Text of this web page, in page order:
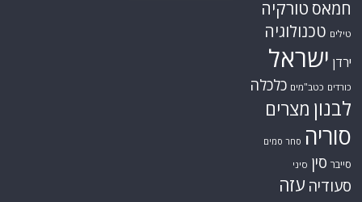
חמאס טורקיה
טילים טכנולוגיה
ירדן ישראל
כורדים כטב"מים כלכלה
לבנון מצרים
סוריה סחר סמים
סייבר סין סיני
סעודיה עזה